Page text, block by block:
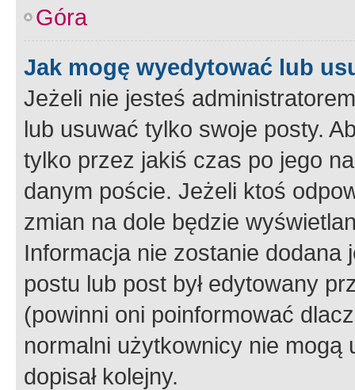
Góra
Jak mogę wyedytować lub
Jeżeli nie jesteś
lub usuwać tylko swoje posty.
tylko przez jakiś czas po jego
danym poście. Jeżeli ktoś
zmian na dole będzie
Informacja nie zostanie dodana
postu lub post był edytowany
(powinni oni poinformować
normalni użytkownicy nie
dopisał kolejny.